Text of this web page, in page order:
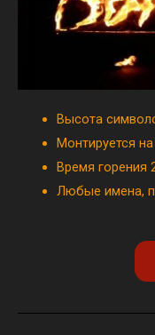
Высота
Монтируется
Время горения
Любые имена,